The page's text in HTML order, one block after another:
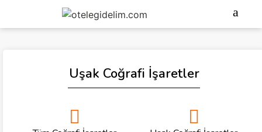
Uşak Coğrafi İşaretler